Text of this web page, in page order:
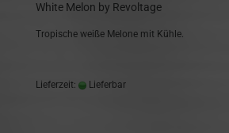
White Melon by Revoltage
Tropische weiße Melone mit Kühle.
Lieferzeit: Lieferbar